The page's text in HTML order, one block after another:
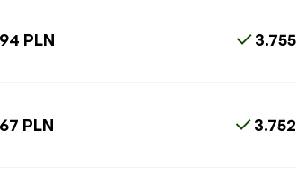
PLN
PLN